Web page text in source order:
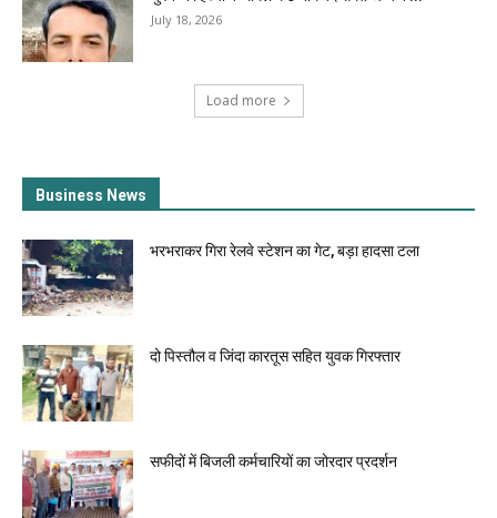
July 18, 2026
Load more
Business News
भरभराकर गिरा रेलवे स्टेशन का गेट, बड़ा हादसा टला
दो पिस्तौल व जिंदा कारतूस सहित युवक गिरफ्तार
सफीदों में बिजली कर्मचारियों का जोरदार प्रदर्शन